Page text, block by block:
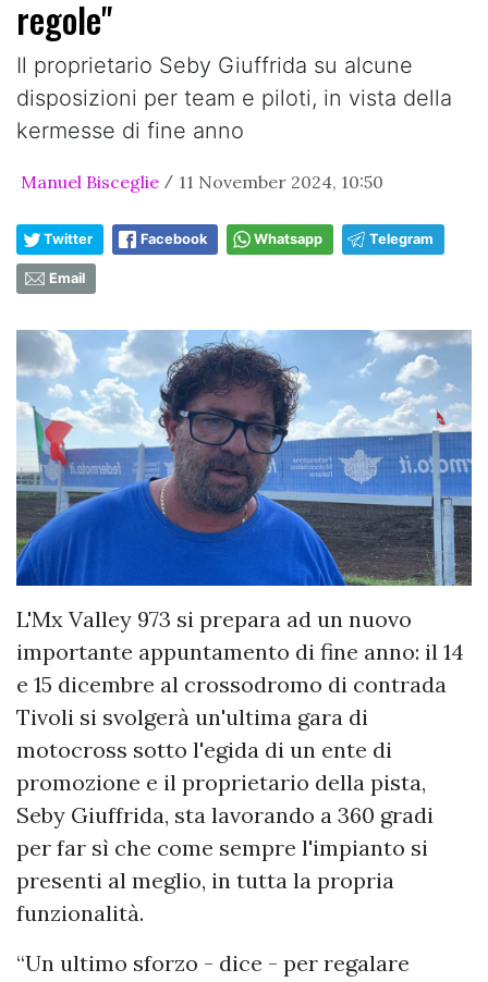
regole"
Il proprietario Seby Giuffrida su alcune
disposizioni per team e piloti, in vista della
kermesse di fine anno
Manuel Bisceglie / 11 November 2024, 10:50
Twitter Facebook Whatsapp Telegram
Email
L'Mx Valley 973 si prepara ad un nuovo
importante appuntamento di fine anno: il 14
e 15 dicembre al crossodromo di contrada
Tivoli si svolgerà un'ultima gara di
motocross sotto l'egida di un ente di
promozione e il proprietario della pista,
Seby Giuffrida, sta lavorando a 360 gradi
per far sì che come sempre l'impianto si
presenti al meglio, in tutta la propria
funzionalità.
“Un ultimo sforzo - dice - per regalare